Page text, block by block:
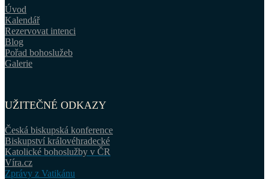
Úvod
Kalendář
Rezervovat intenci
Blog
Pořad bohoslužeb
Galerie
UŽITEČNÉ ODKAZY
Česká biskupská konference
Biskupství královéhradecké
Katolické bohoslužby v ČR
Víra.cz
Zprávy z Vatikánu